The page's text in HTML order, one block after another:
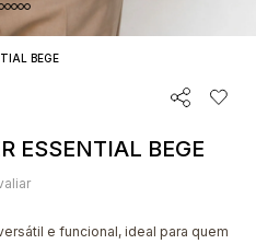
BEGE
ESSENTIAL BEGE
e funcional, ideal para quem